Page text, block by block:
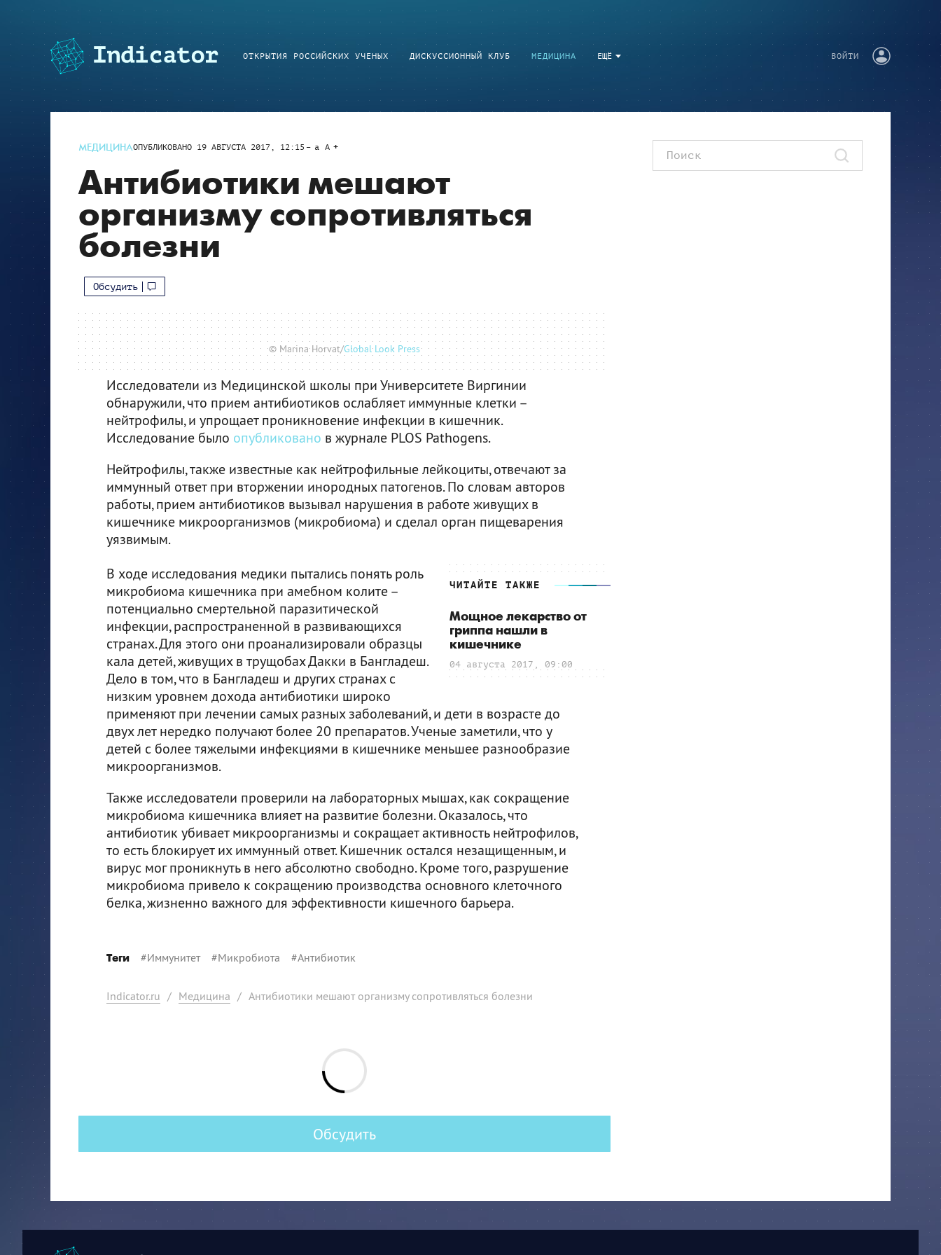
ЕЩЁ
ОТКРЫТИЯ РОССИЙСКИХ УЧЕНЫХ ДИСКУССИОННЫЙ КЛУБ МЕДИЦИНА ВОЙТИ
МЕДИЦИНАОПУБЛИКОВАНО 19 АВГУСТА 2017, 12:15 a A
Антибиотики мешают
организму сопротивляться
болезни
Обсудить
© Marina Horvat/Global Look Press
Исследователи из Медицинской школы при Университете Виргинии
обнаружили, что прием антибиотиков ослабляет иммунные клетки –
нейтрофилы, и упрощает проникновение инфекции в кишечник.
Исследование было опубликовано в журнале PLOS Pathogens.
Нейтрофилы, также известные как нейтрофильные лейкоциты, отвечают за
иммунный ответ при вторжении инородных патогенов. По словам авторов
работы, прием антибиотиков вызывал нарушения в работе живущих в
кишечнике микроорганизмов (микробиома) и сделал орган пищеварения
уязвимым.
ЧИТАЙТЕ ТАКЖЕ
Мощное лекарство от
гриппа нашли в
кишечнике
04 августа 2017, 09:00
В ходе исследования медики пытались понять роль
микробиома кишечника при амебном колите –
потенциально смертельной паразитической
инфекции, распространенной в развивающихся
странах. Для этого они проанализировали образцы
кала детей, живущих в трущобах Дакки в Бангладеш.
Дело в том, что в Бангладеш и других странах с
низким уровнем дохода антибиотики широко
применяют при лечении самых разных заболеваний, и дети в возрасте до
двух лет нередко получают более 20 препаратов. Ученые заметили, что у
детей с более тяжелыми инфекциями в кишечнике меньшее разнообразие
микроорганизмов.
Также исследователи проверили на лабораторных мышах, как сокращение
микробиома кишечника влияет на развитие болезни. Оказалось, что
антибиотик убивает микроорганизмы и сокращает активность нейтрофилов,
то есть блокирует их иммунный ответ. Кишечник остался незащищенным, и
вирус мог проникнуть в него абсолютно свободно. Кроме того, разрушение
микробиома привело к сокращению производства основного клеточного
белка, жизненно важного для эффективности кишечного барьера.
Теги #Иммунитет#Микробиота #Антибиотик
Indicator.ru / Медицина / Антибиотики мешают организму сопротивляться болезни
Обсудить